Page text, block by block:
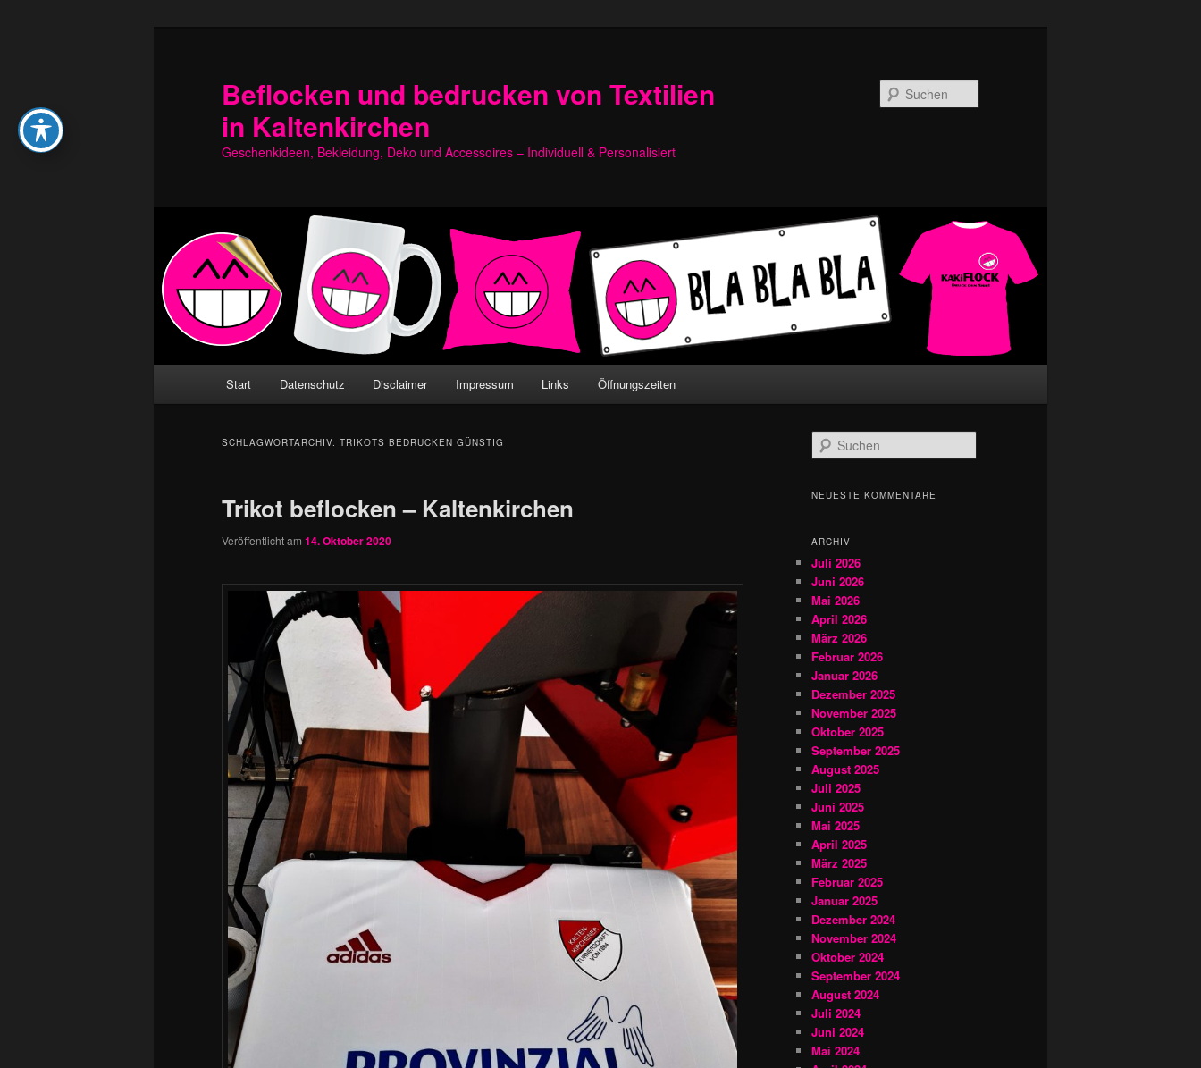
Beflocken und bedrucken von Textilien
in Kaltenkirchen
Geschenkideen, Bekleidung, Deko und Accessoires – Individuell & Personalisiert
Start Datenschutz Disclaimer Impressum Links Öffnungszeiten
SCHLAGWORTARCHIV: TRIKOTS BEDRUCKEN GÜNSTIG
Trikot beflocken – Kaltenkirchen
Veröffentlicht am 14. Oktober 2020
u
h
NEUESTE KOMMENTARE
ARCHIV
Juli 2026
Juni 2026
Mai 2026
April 2026
März 2026
Februar 2026
Januar 2026
Dezember 2025
November 2025
Oktober 2025
September 2025
August 2025
Juli 2025
Juni 2025
Mai 2025
April 2025
März 2025
Februar 2025
Januar 2025
Dezember 2024
November 2024
Oktober 2024
September 2024
August 2024
Juli 2024
Juni 2024
Mai 2024